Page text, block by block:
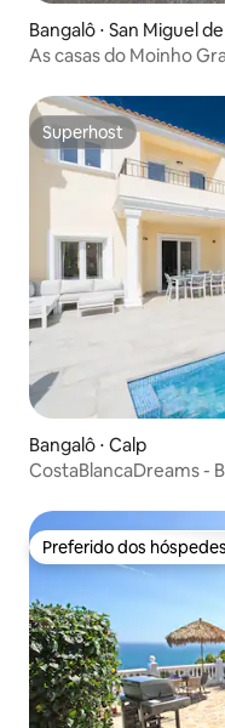
Bangalô ⋅ San Miguel
As casas do Moinho
Superhost
Superhost
Bangalô ⋅ Calp
CostaBlancaDreams -
Preferido dos
Preferido dos hóspedes